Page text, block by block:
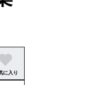
に入り